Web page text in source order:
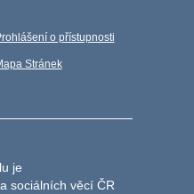
o přístupnosti
Stránek
je
sociálních věcí ČR